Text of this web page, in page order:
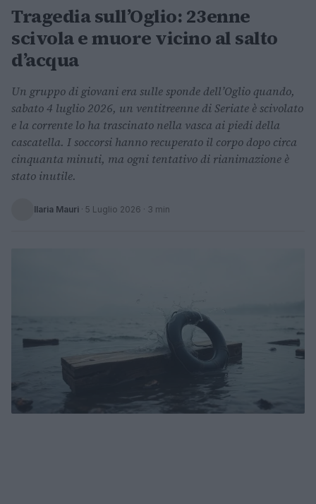
Tragedia sull’Oglio: 23enne
scivola e muore vicino al salto
d’acqua
Un gruppo di giovani era sulle sponde dell’Oglio quando,
sabato 4 luglio 2026, un ventitreenne di Seriate è scivolato
e la corrente lo ha trascinato nella vasca ai piedi della
cascatella. I soccorsi hanno recuperato il corpo dopo circa
cinquanta minuti, ma ogni tentativo di rianimazione è
stato inutile.
Ilaria Mauri · 5 Luglio 2026 · 3 min